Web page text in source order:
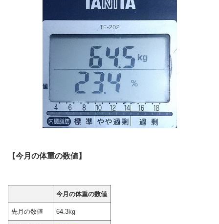
【今月の体重の数値】
今月の体重の数値
先月の数値 64.3kg